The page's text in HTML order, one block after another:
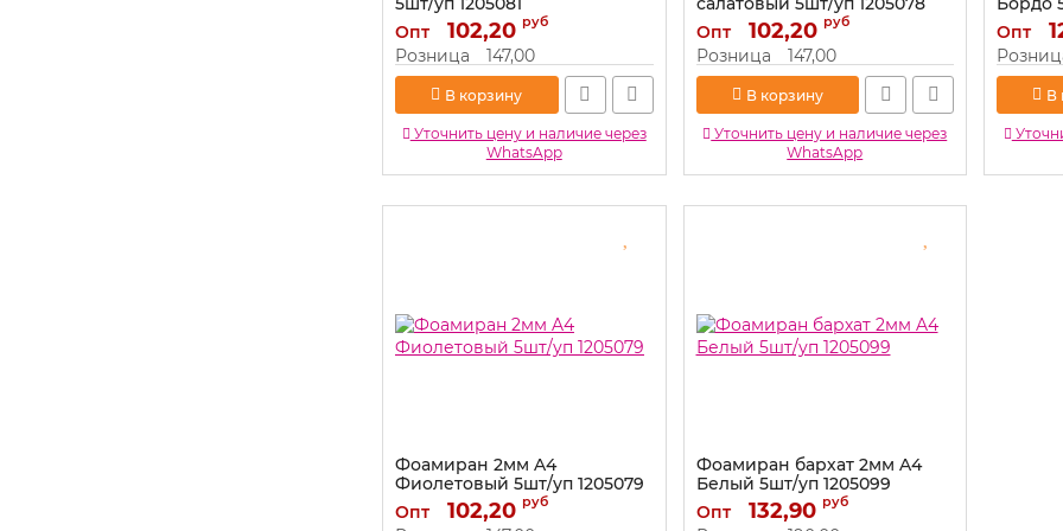
Артикул: 1205081
Опт 102,20 руб
Розница 147,00
В корзину
Уточнить цену и наличие через
WhatsApp
Артикул: 1205078
Опт 102,20 руб
Розница 147,00
В корзину
Уточнить цену и наличие через
WhatsApp
Артикул:
Опт
В
Фоамиран 2мм A4
Фиолетовый 5шт/уп 1205079
Артикул: 1205079
Опт 102,20 руб
Фоамиран бархат 2мм A4
Белый 5шт/уп 1205099
Артикул: 1205099
Опт 132,90 руб